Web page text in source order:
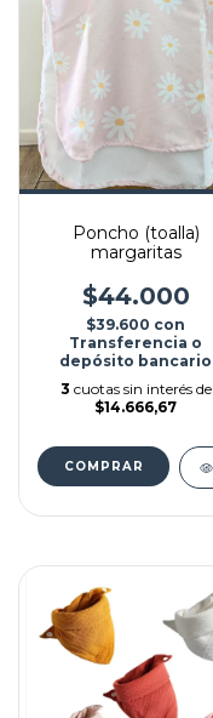
Poncho (toalla)
margaritas
$44.000
$39.600 con
Transferencia o
depósito bancario
3 cuotas sin interés de
$14.666,67
COMPRAR